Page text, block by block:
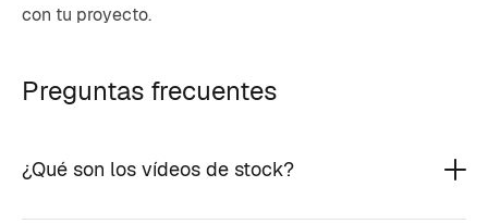
con tu proyecto.
Preguntas frecuentes
¿Qué son los vídeos de stock?